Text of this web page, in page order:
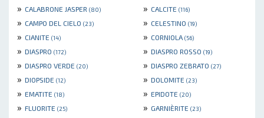
» CALABRONE JASPER (80) » CALCITE (116)
» CAMPO DEL CIELO (23) » CELESTINO (19)
» CIANITE (14) » CORNIOLA (56)
» DIASPRO (172) » DIASPRO ROSSO (19)
» DIASPRO VERDE (20) » DIASPRO ZEBRATO (27)
» DIOPSIDE (12) » DOLOMITE (23)
» EMATITE (18) » EPIDOTE (20)
» FLUORITE (25) » GARNIÈRITE (23)